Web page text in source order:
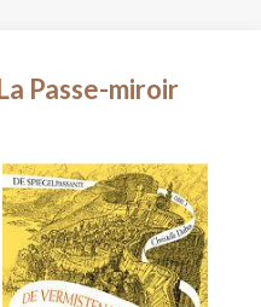
Passe-miroir